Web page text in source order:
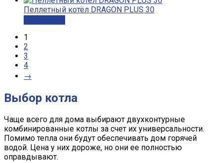
Пеллетный котёл DRAGON PLUS 30
1
2
3
4
→
Выбор котла
Чаще всего для дома выбирают двухконтурные
комбинированные котлы за счет их универсальности.
Помимо тепла они будут обеспечивать дом горячей
водой. Цена у них дороже, но они ее полностью
оправдывают.